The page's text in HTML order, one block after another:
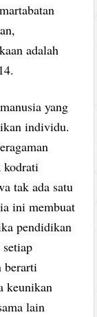
adalah
yang
individu.
kodrati
tak ada satu
ini membuat
pendidikan
berarti
keunikan
lain